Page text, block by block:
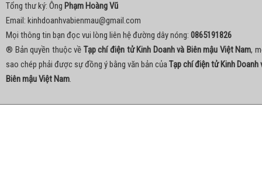
Tổng thư ký: Ông Phạm Hoàng Vũ
Email: kinhdoanhvabienmau@gmail.com
Mọi thông tin bạn đọc vui lòng liên hệ đường dây nóng: 0865191826
® Bản quyền thuộc về Tạp chí điện tử Kinh Doanh và Biên mậu Việt Nam,
sao chép phải được sự đồng ý bằng văn bản củaTạp chí điện tử Kinh Doanh
Biên mậu Việt Nam.